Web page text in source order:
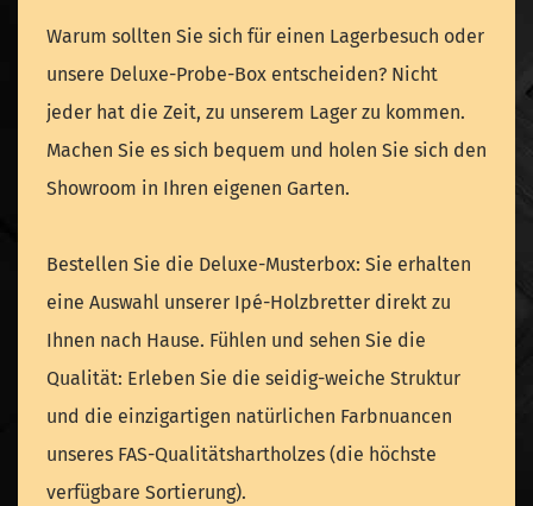
Warum sollten Sie sich für einen Lagerbesuch oder
unsere Deluxe-Probe-Box entscheiden? Nicht
jeder hat die Zeit, zu unserem Lager zu kommen.
Machen Sie es sich bequem und holen Sie sich den
Showroom in Ihren eigenen Garten.
Bestellen Sie die Deluxe-Musterbox: Sie erhalten
eine Auswahl unserer Ipé-Holzbretter direkt zu
Ihnen nach Hause. Fühlen und sehen Sie die
Qualität: Erleben Sie die seidig-weiche Struktur
und die einzigartigen natürlichen Farbnuancen
unseres FAS-Qualitätshartholzes (die höchste
verfügbare Sortierung).